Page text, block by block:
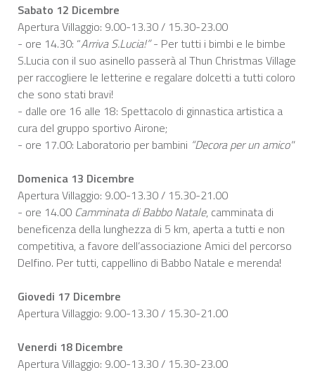
Sabato 12 Dicembre
Apertura Villaggio: 9.00-13.30 / 15.30-23.00
- ore 14.30: “Arriva S.Lucia!”- Per tutti i bimbi e le bimbe
S.Lucia con il suo asinello passerà al Thun Christmas Village
per raccogliere le letterine e regalare dolcetti a tutti coloro
che sono stati bravi!
- dalle ore 16 alle 18: Spettacolo di ginnastica artistica a
cura del gruppo sportivo Airone;
- ore 17.00: Laboratorio per bambini “Decora per un amico"
Domenica 13 Dicembre
Apertura Villaggio: 9.00-13.30 / 15.30-21.00
- ore 14.00 Camminata di Babbo Natale, camminata di
beneficenza della lunghezza di 5 km, aperta a tutti e non
competitiva, a favore dell’associazione Amici del percorso
Delfino. Per tutti, cappellino di Babbo Natale e merenda!
Giovedi 17 Dicembre
Apertura Villaggio: 9.00-13.30 / 15.30-21.00
Venerdi 18 Dicembre
Apertura Villaggio: 9.00-13.30 / 15.30-23.00